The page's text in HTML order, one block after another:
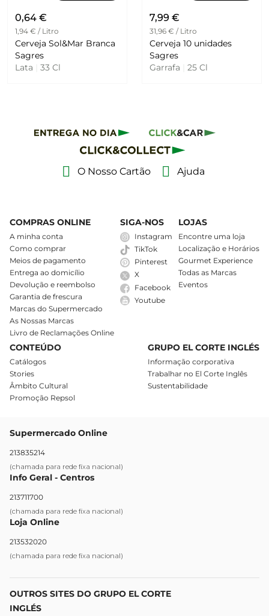
0,64 €
1,94 € / Litro
Cerveja Sol&Mar Branca
Sagres
Lata
33 Cl
7,99 €
31,96 € / Litro
Cerveja 10 unidades
Sagres
Garrafa
25 Cl
O Nosso Cartão Ajuda
COMPRAS ONLINE
A minha conta
Como comprar
Meios de pagamento
Entrega ao domicílio
Devolução e reembolso
Garantia de frescura
Marcas do Supermercado
As Nossas Marcas
Livro de Reclamações Online
SIGA-NOS
Instagram
TikTok
Pinterest
X
Facebook
Youtube
LOJAS
Encontre uma loja
Localização e Horários
Gourmet Experience
Todas as Marcas
Eventos
CONTEÚDO
Catálogos
Stories
Âmbito Cultural
Promoção Repsol
GRUPO EL CORTE INGLÉS
Informação corporativa
Trabalhar no El Corte Inglês
Sustentabilidade
Supermercado Online
213835214
(chamada para rede fixa nacional)
Info Geral - Centros
213711700
(chamada para rede fixa nacional)
Loja Online
213532020
(chamada para rede fixa nacional)
OUTROS SITES DO GRUPO EL CORTE
INGLÉS